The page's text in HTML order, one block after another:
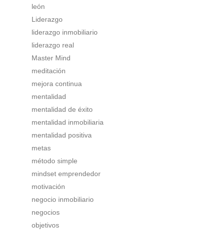
león
Liderazgo
liderazgo inmobiliario
liderazgo real
Master Mind
meditación
mejora continua
mentalidad
mentalidad de éxito
mentalidad inmobiliaria
mentalidad positiva
metas
método simple
mindset emprendedor
motivación
negocio inmobiliario
negocios
objetivos